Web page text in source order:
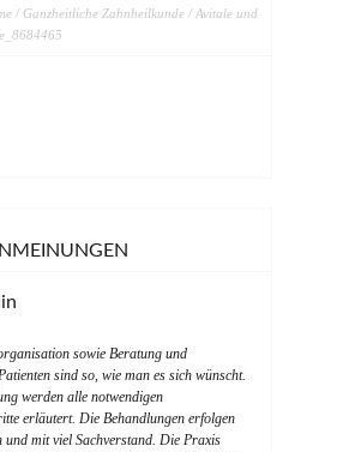
/ Ganzheitliche Zahnheilkunde /Avitale und
sowie Beratung und
sind so, wie man es sich wünscht.
werden alle notwendigen
erläutert. Die Behandlungen erfolgen
und mit viel Sachverstand. Die Praxis